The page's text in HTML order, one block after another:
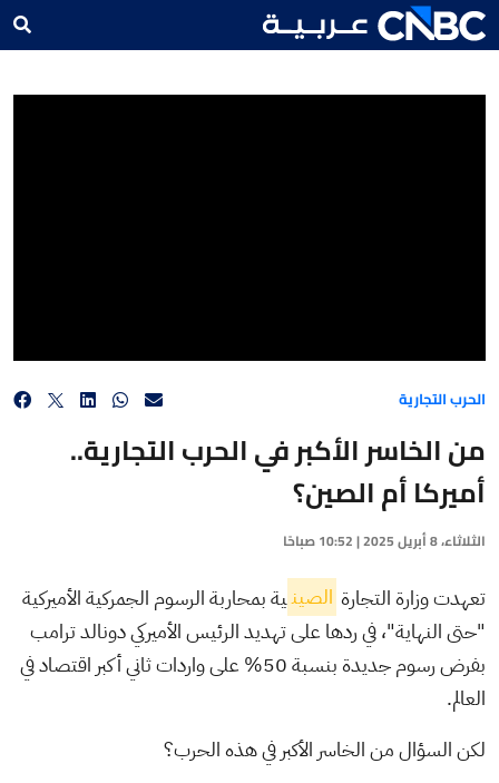
الحرب التجارية
من الخاسر الأكبر في الحرب التجارية..
أميركا أم الصين؟
الثلاثاء، 8 أبريل 2025 | 10:52 صباحًا
تعهدت وزارة التجارة الصينية بمحاربة الرسوم الجمركية الأميركية
"حتى النهاية"، في ردها على تهديد الرئيس الأميركي دونالد ترامب
بفرض رسوم جديدة بنسبة 50% على واردات ثاني أكبر اقتصاد في
العالم.
لكن السؤال من الخاسر الأكبر في هذه الحرب؟